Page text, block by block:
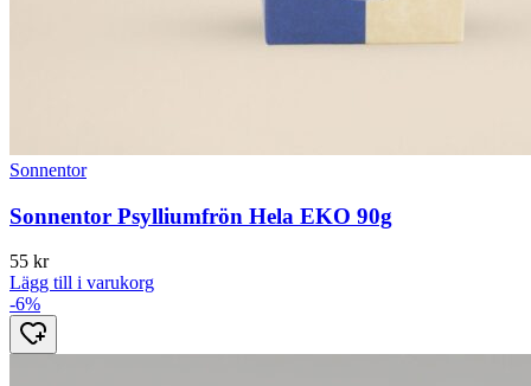
Sonnentor
Sonnentor Psylliumfrön Hela EKO 90g
55 kr
Lägg till i varukorg
-6%